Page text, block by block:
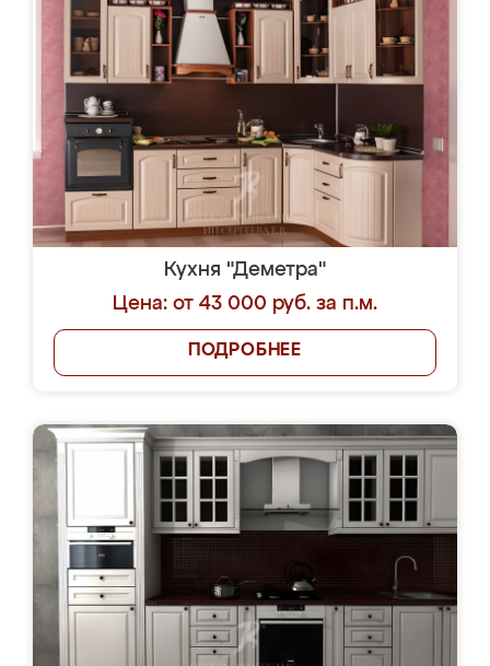
Кухня "Деметра"
Цена: от 43 000 руб. за п.м.
ПОДРОБНЕЕ